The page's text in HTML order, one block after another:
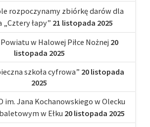
rozpoczynamy zbiórkę darów dla
„Cztery łapy” 21 listopada 2025
w Halowej Piłce Nożnej 20
listopada 2025
szkoła cyfrowa” 20 listopada
2025
im. Jana Kochanowskiego w Olecku
w Ełku 20 listopada 2025